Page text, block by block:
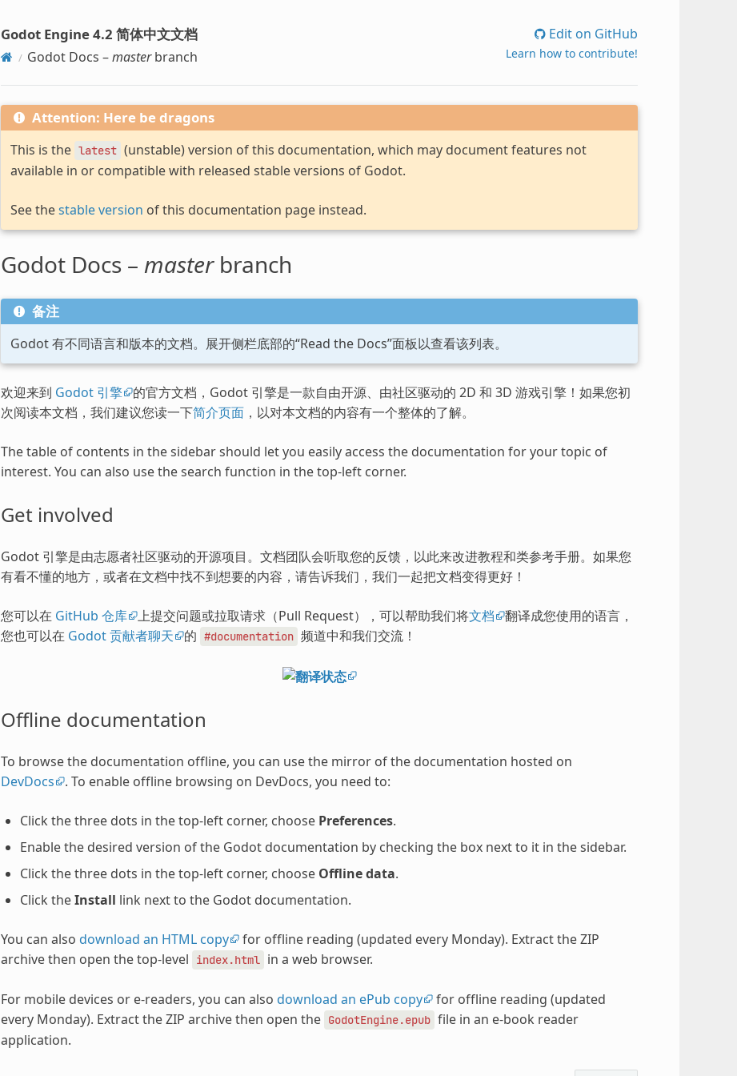
Godot Engine 4.2 简体中文文档
Godot Docs –masterbranch
Edit on GitHub
Learn how to contribute!
Attention: Here be dragons
This is the latest (unstable) version of this documentation, which may document features not
available in or compatible with released stable versions of Godot.
See thestable version of this documentation page instead.
Godot Docs – masterbranch
备注
Godot 有不同语言和版本的文档。展开侧栏底部的“Read the Docs”面板以查看该列表。
欢迎来到 Godot 引擎 的官方文档，Godot 引擎是一款自由开源、由社区驱动的 2D 和 3D 游戏引擎！如果您初
次阅读本文档，我们建议您读一下简介页面，以对本文档的内容有一个整体的了解。
The table of contents in the sidebar should let you easily access the documentation for your topic of
interest. You can also use the search function in the top-left corner.
Get involved
Godot 引擎是由志愿者社区驱动的开源项目。文档团队会听取您的反馈，以此来改进教程和类参考手册。如果您
有看不懂的地方，或者在文档中找不到想要的内容，请告诉我们，我们一起把文档变得更好！
您可以在 GitHub 仓库 上提交问题或拉取请求（Pull Request），可以帮助我们将文档
翻译成您使用的语言，
您也可以在 Godot 贡献者聊天 的 #documentation 频道中和我们交流！
Offline documentation
To browse the documentation offline, you can use the mirror of the documentation hosted on
DevDocs
. To enable offline browsing on DevDocs, you need to:
Click the three dots in the top-left corner, choose Preferences.
Enable the desired version of the Godot documentation by checking the box next to it in the sidebar.
Click the three dots in the top-left corner, choose Offline data.
Click theInstall link next to the Godot documentation.
You can also download an HTML copy for offline reading (updated every Monday). Extract the ZIP
archive then open the top-level
index.html in a web browser.
For mobile devices or e-readers, you can also download an ePub copy for offline reading (updated
every Monday). Extract the ZIP archive then open the GodotEngine.epub file in an e-book reader
application.